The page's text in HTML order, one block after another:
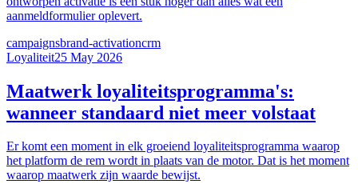
aanmeldformulier oplevert.
campaignsbrand-activationcrm
Loyaliteit25 May 2026
Maatwerk loyaliteitsprogramma's:
wanneer standaard niet meer volstaat
Er komt een moment in elk groeiend loyaliteitsprogramma waarop
het platform de rem wordt in plaats van de motor. Dat is het moment
waarop maatwerk zijn waarde bewijst.